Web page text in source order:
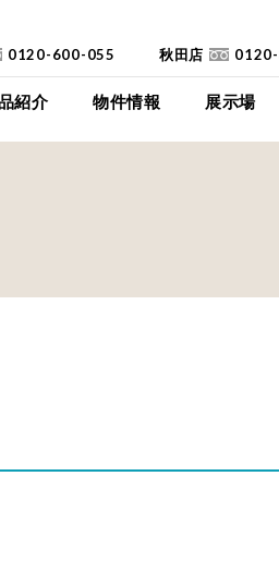
紹介
イエ
物件情報 展示場
下瀬平屋モデル
0120-600-055 秋田店